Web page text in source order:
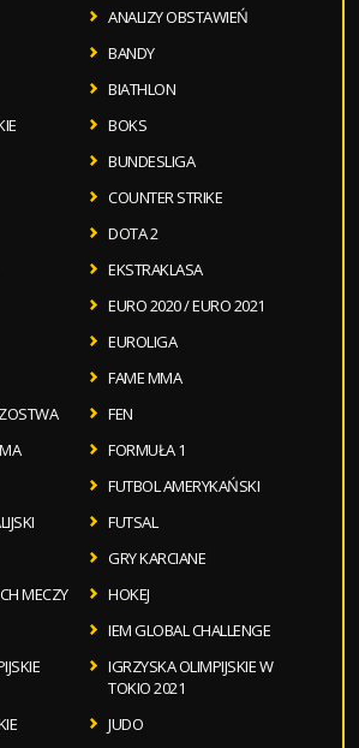
ANALIZY OBSTAWIEŃ
BANDY
BIATHLON
BOKS
BUNDESLIGA
COUNTER STRIKE
DOTA 2
EKSTRAKLASA
EURO 2020 / EURO 2021
EUROLIGA
FAME MMA
FEN
FORMUŁA 1
FUTBOL AMERYKAŃSKI
FUTSAL
GRY KARCIANE
MECZY
HOKEJ
IEM GLOBAL CHALLENGE
IGRZYSKA OLIMPIJSKIE W
TOKIO 2021
JUDO